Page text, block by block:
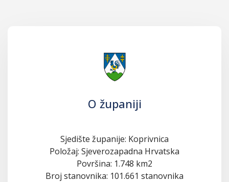
O županiji
Sjedište županije: Koprivnica
Položaj: Sjeverozapadna Hrvatska
Površina: 1.748 km2
Broj stanovnika: 101.661 stanovnika